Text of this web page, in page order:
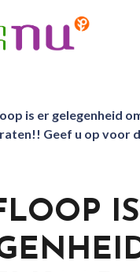
is er gelegenheid
Geef u op voor